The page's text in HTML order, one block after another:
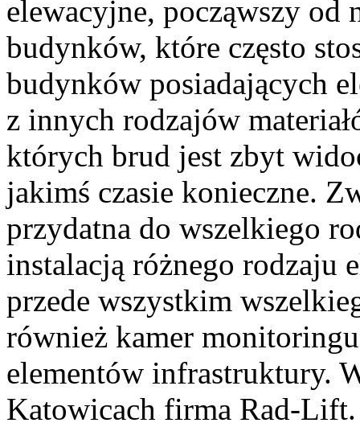
elewacyjne, począwszy od
budynków, które często
budynków posiadających
z innych rodzajów
których brud jest zbyt
jakimś czasie konieczne.
przydatna do wszelkiego
instalacją różnego rodzaju
przede wszystkim
również kamer
elementów infrastruktury.
Katowicach firma Rad-Lift.